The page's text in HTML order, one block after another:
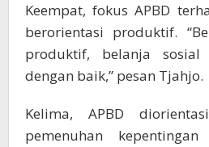
Keempat, fokus APBD
berorientasi produktif.
produktif, belanja sosial
dengan baik,” pesan Tjahjo.
Kelima, APBD
pemenuhan